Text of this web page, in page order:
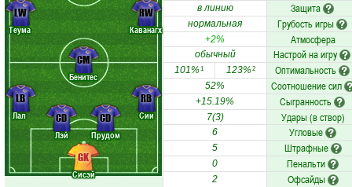
Сисэй
Лал
Лэй
Прудом
Сии
Теума
Бенитес
Каванагх
GK
LB
CD
CD
RB
LW
CM
RW в линию Защита
нормальная Грубость игры
+2% Атмосфера
обычный Настрой на игру
101%1 123%2 Оптимальность
52% Соотношение сил
+15.19% Сыгранность
7(3) Удары (в створ)
6 Угловые
5 Штрафные
0 Пенальти
2 Офсайды